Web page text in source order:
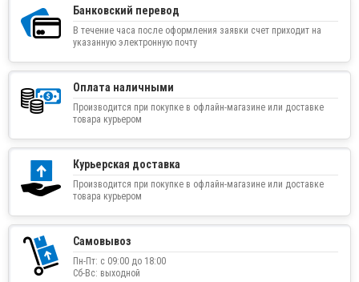
Банковский перевод
В течение часа после оформления заявки счет приходит на
указанную электронную почту
Оплата наличными
Производится при покупке в офлайн-магазине или доставке
товара курьером
Курьерская доставка
Производится при покупке в офлайн-магазине или доставке
товара курьером
Самовывоз
Пн-Пт: с 09:00 до 18:00
Сб-Вс: выходной